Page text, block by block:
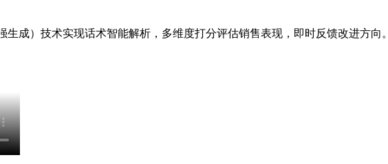
）技术实现话术智能解析，多维度打分评估销售表现，即时反馈改进方向。